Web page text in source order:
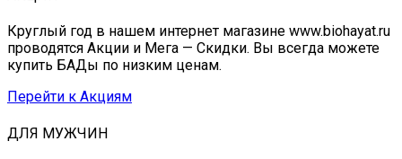
Круглый год в нашем интернет магазине www.biohayat.ru
проводятся Акции и Мега — Скидки. Вы всегда можете
купить БАДы по низким ценам.
Перейти к Акциям
ДЛЯ МУЖЧИН